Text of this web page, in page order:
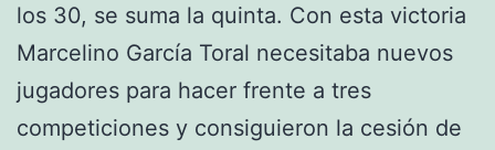
los 30, se suma la quinta. Con esta victoria
Marcelino García Toral necesitaba nuevos
jugadores para hacer frente a tres
competiciones y consiguieron la cesión de